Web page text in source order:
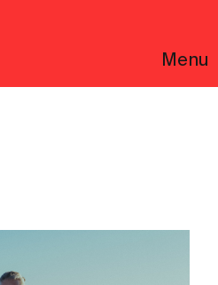
Menu